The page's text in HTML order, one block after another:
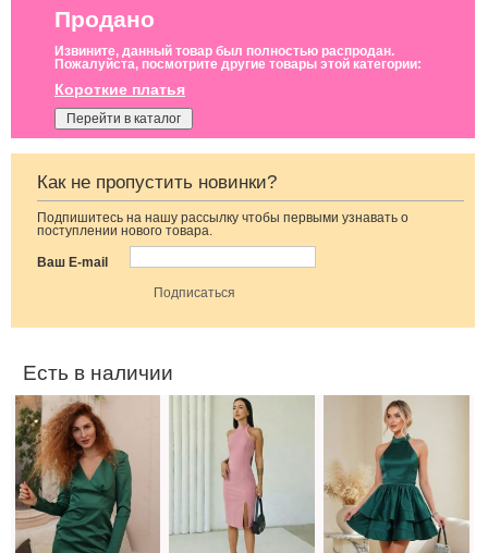
Продано
Извините, данный товар был полностью распродан.
Пожалуйста, посмотрите другие товары этой категории:
Короткие платья
Перейти в каталог
Как не пропустить новинки?
Подпишитесь на нашу рассылку чтобы первыми узнавать о
поступлении нового товара.
Ваш E-mail
Есть в наличии
Элегантное
облегающее
платье-футляр
изумрудного
Розовое платье
Котейльное